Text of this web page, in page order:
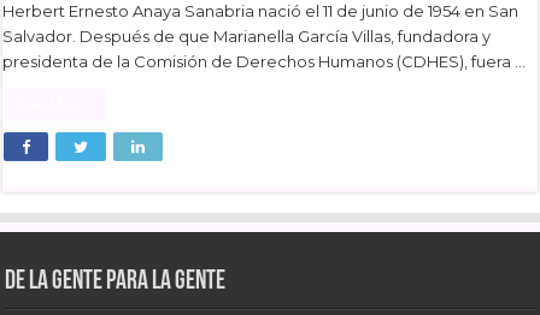
Herbert Ernesto Anaya Sanabria nació el 11 de junio de 1954 en San
Salvador. Después de que Marianella García Villas, fundadora y
presidenta de la Comisión de Derechos Humanos (CDHES), fuera …
De la gente para la gente